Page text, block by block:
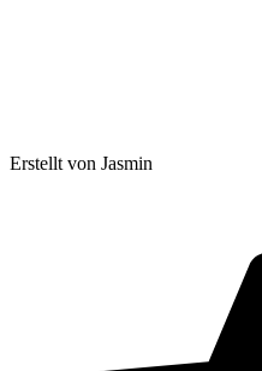
Erstellt von Jasmin